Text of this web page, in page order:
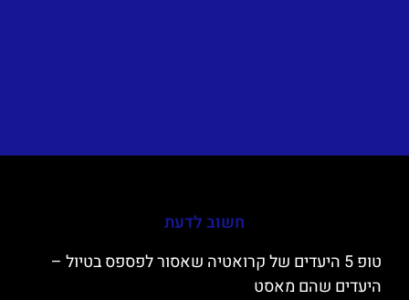
חשוב לדעת
טופ 5 היעדים של קרואטיה שאסור לפספס בטיול –
היעדים שהם מאסט